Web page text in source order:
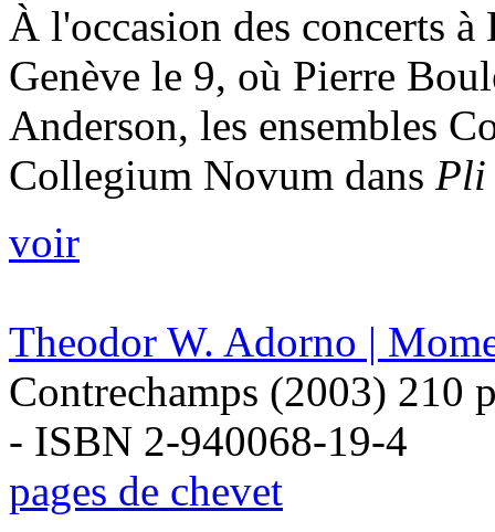
À l'occasion des concerts
Genève le 9, où Pierre
Anderson, les ensembles
Collegium Novum dans Pli
voir
Theodor W. Adorno |
Contrechamps (2003) 210
- ISBN 2-940068-19-4
pages de chevet